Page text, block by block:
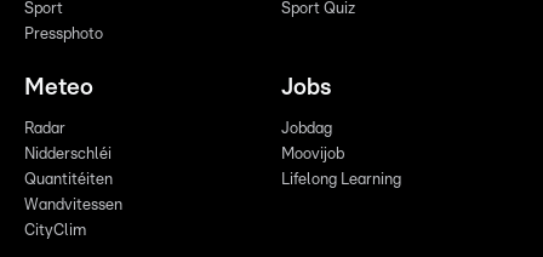
Sport
Pressphoto
Sport Quiz
Meteo
Radar
Nidderschléi
Quantitéiten
Wandvitessen
CityClim
Jobs
Jobdag
Moovijob
Lifelong Learning